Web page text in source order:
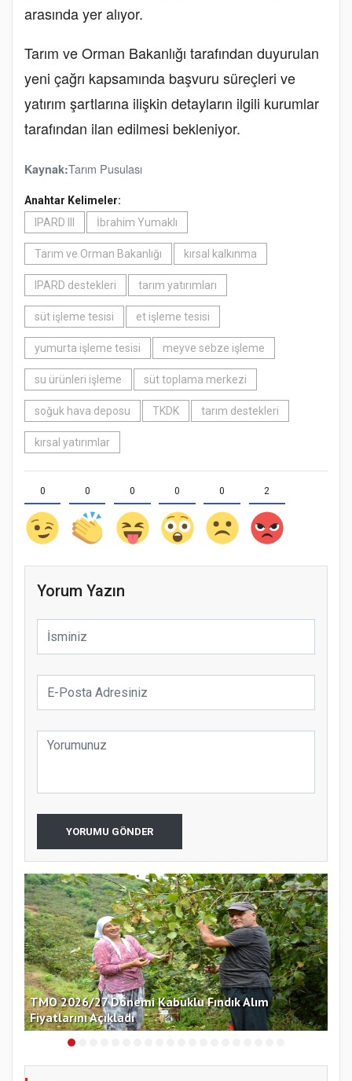
arasında yer alıyor.
Tarım ve Orman Bakanlığı tarafından duyurulan
yeni çağrı kapsamında başvuru süreçleri ve
yatırım şartlarına ilişkin detayların ilgili kurumlar
tarafından ilan edilmesi bekleniyor.
Kaynak:Tarım Pusulası
Anahtar Kelimeler:
IPARD III
İbrahim Yumaklı
Tarım ve Orman Bakanlığı kırsal kalkınma
IPARD destekleri tarım yatırımları
süt işleme tesisi et işleme tesisi
yumurta işleme tesisi meyve sebze işleme
su ürünleri işleme süt toplama merkezi
soğuk hava deposu TKDK tarım destekleri
kırsal yatırımlar
0 0 0 0 0 2
Yorum Yazın
YORUMU GÖNDER
TMO 2026/27 Dönemi Kabuklu Fındık Alım
Fiyatlarını Açıkladı